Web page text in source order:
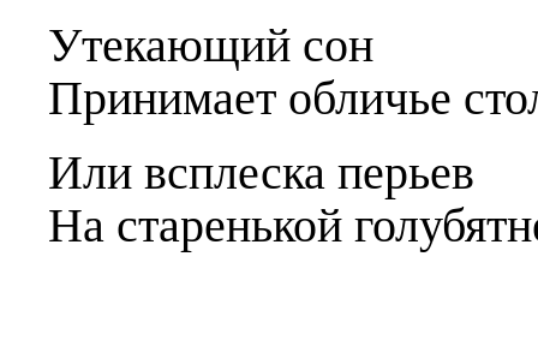
Утекающий сон
Принимает обличье
Или всплеска перьев
На старенькой г